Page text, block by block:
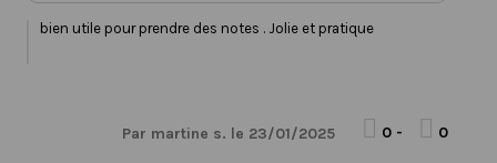
bien utile pour prendre des notes . Jolie et pratique
Par martine s. le 23/01/2025  0 -  0